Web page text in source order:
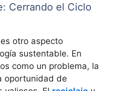
Cerrando el Ciclo
otro aspecto
sustentable. En
como un problema, la
oportunidad de